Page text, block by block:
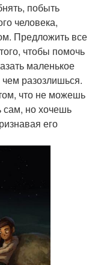
побыть
человека,
Предложить все
чтобы помочь
маленькое
разозлишься.
что не можешь
сам, но хочешь
его